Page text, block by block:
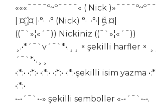
«««¯¯¯¯º~º¯¯¯¯« ( Nick
| ¤ۣۜ..¤ |·°· ·° (Nick) °· ·°·| ¤ۣۜ..¤|
((¯`»¦«´¯)) Nickiniz ((¯`»¦«´¯))
¸.•*´¯`v´¯`*•.¸¸ × şekilli harfler ×
´¯`*•.¸¸
•:*:• •:*:• •:*:• •:*:• •:*:•şekilli isim yazma •:*:•
•:*:•
•-•´¯`•-» şekilli semboller «-•´¯`•-•.